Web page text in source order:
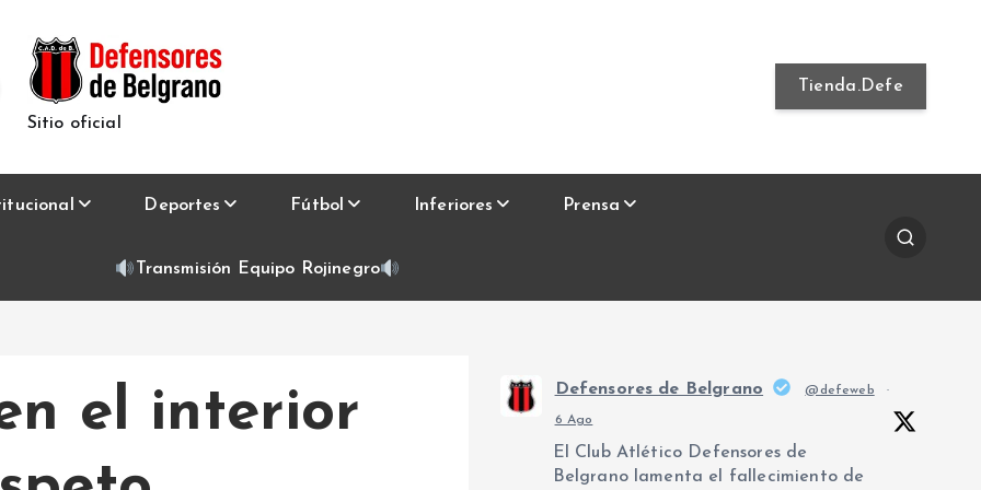
Sitio oficial
Tienda.Defe
Deportes Fútbol Inferiores Prensa
Transmisión Equipo Rojinegro
el interior
Defensores de Belgrano @defeweb ·
6 Ago
El Club Atlético Defensores de
Belgrano lamenta el fallecimiento de